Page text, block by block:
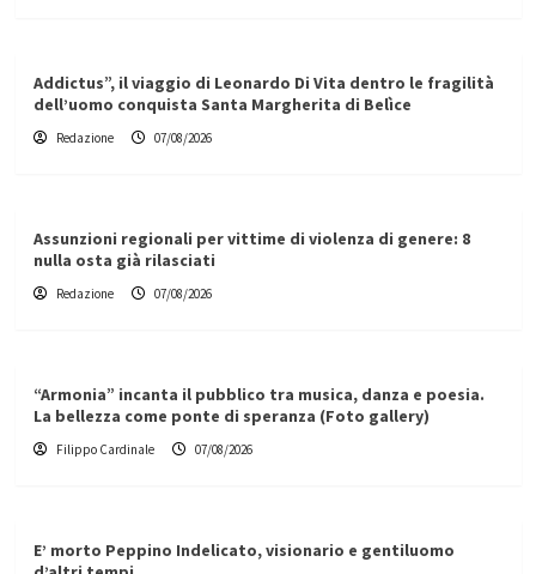
Addictus”, il viaggio di Leonardo Di Vita dentro le fragilità
dell’uomo conquista Santa Margherita di Belìce
Redazione 07/08/2026
Assunzioni regionali per vittime di violenza di genere: 8
nulla osta già rilasciati
Redazione 07/08/2026
“Armonia” incanta il pubblico tra musica, danza e poesia.
La bellezza come ponte di speranza (Foto gallery)
Filippo Cardinale 07/08/2026
E’ morto Peppino Indelicato, visionario e gentiluomo